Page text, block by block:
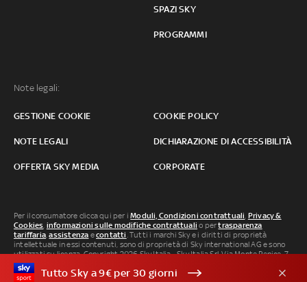
SPAZI SKY
PROGRAMMI
Note legali:
GESTIONE COOKIE COOKIE POLICY
NOTE LEGALI DICHIARAZIONE DI ACCESSIBILITÀ
OFFERTA SKY MEDIA CORPORATE
Per il consumatore clicca qui per iModuli, Condizioni contrattuali, Privacy &
Cookies, informazioni sulle modifiche contrattuali o pertrasparenza
tariffaria,assistenza econtatti. Tutti i marchi Sky e i diritti di proprietà
intellettuale in essi contenuti, sono di proprietà di Sky international AG e sono
utilizzati su licenza. Copyright 2026 Sky Italia - Sky Italia Srl Via Monte Penice, 7 -
20138 Milano P.IVA 04619241005. SkyTG24: ISSN 3035-1537 e SkySport: ISSN
3035-1545.Segnalazione Abusi
Tutto Sky a 9€ per 30 giorni